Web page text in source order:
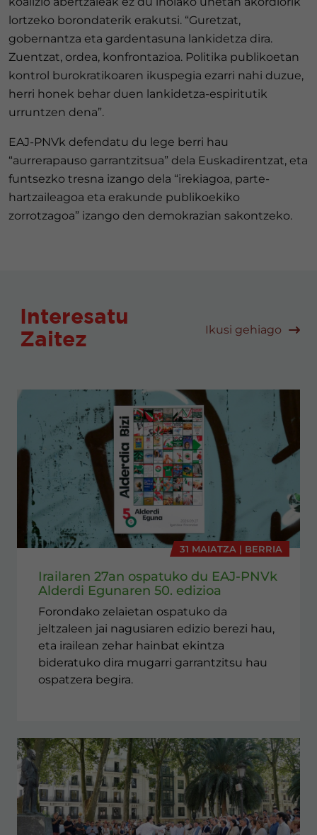
lortzeko borondaterik erakutsi. “Guretzat,
gobernantza eta gardentasuna lankidetza dira.
Zuentzat, ordea, konfrontazioa. Politika publikoetan
kontrol burokratikoaren ikuspegia ezarri nahi duzue,
herri honek behar duen lankidetza-espiritutik
urruntzen dena”.
EAJ-PNVk defendatu du lege berri hau
“aurrerapauso garrantzitsua” dela Euskadirentzat, eta
funtsezko tresna izango dela “irekiagoa, parte-
hartzaileagoa eta erakunde publikoekiko
zorrotzagoa” izango den demokrazian sakontzeko.
Interesatu
Zaitez
Ikusi gehiago
31 MAIATZA | BERRIA
Irailaren 27an ospatuko du EAJ-PNVk
Alderdi Egunaren 50. edizioa
Forondako zelaietan ospatuko da
jeltzaleen jai nagusiaren edizio berezi hau,
eta irailean zehar hainbat ekintza
bideratuko dira mugarri garrantzitsu hau
ospatzera begira.